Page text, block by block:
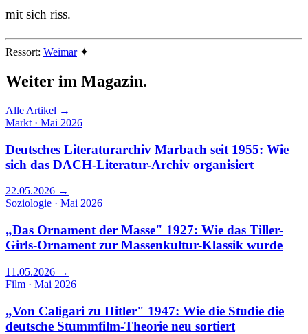
mit sich riss.
Ressort: Weimar ✦
Weiter im Magazin.
Alle Artikel →
Markt · Mai 2026
Deutsches Literaturarchiv Marbach seit 1955: Wie
sich das DACH-Literatur-Archiv organisiert
22.05.2026 →
Soziologie · Mai 2026
„Das Ornament der Masse" 1927: Wie das Tiller-
Girls-Ornament zur Massenkultur-Klassik wurde
11.05.2026 →
Film · Mai 2026
„Von Caligari zu Hitler" 1947: Wie die Studie die
deutsche Stummfilm-Theorie neu sortiert